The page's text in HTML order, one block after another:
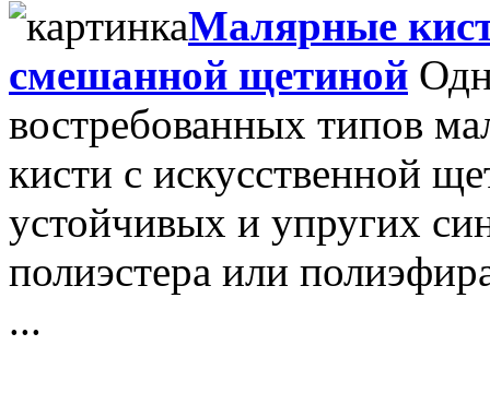
Малярные
смешанной щетиной
востребованных типов
кисти с искусственной
устойчивых и упругих
полиэстера или
...